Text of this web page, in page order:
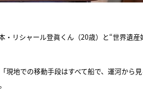
・リシャール登眞くん（20歳）と“世界遺産
現地での移動手段はすべて船で、運河から